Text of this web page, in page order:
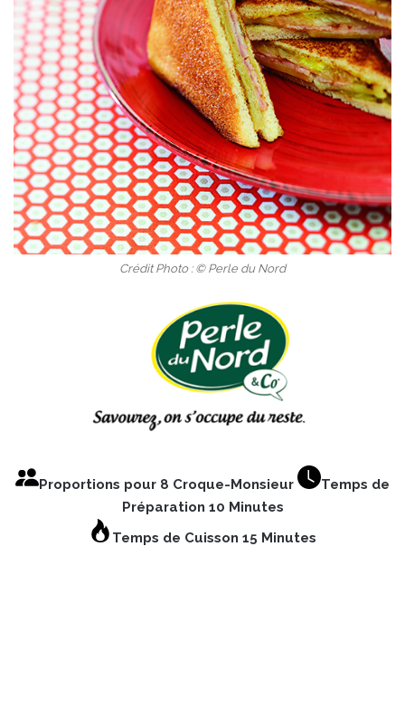
Crédit Photo : © Perle du Nord
Proportions pour 8 Croque-Monsieur
Temps de
Préparation 10 Minutes
Temps de Cuisson 15 Minutes